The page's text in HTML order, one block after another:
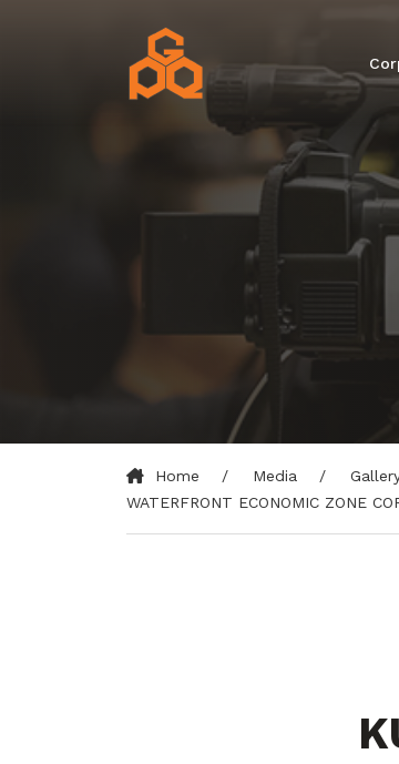
Home Media
WATERFRONT ECONOMIC ZONE